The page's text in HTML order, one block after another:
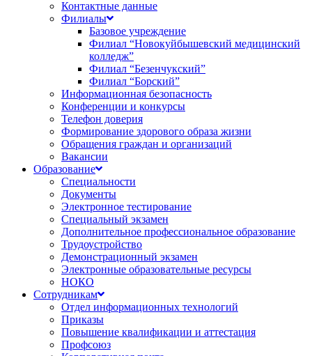
Контактные данные
Филиалы
Базовое учреждение
Филиал “Новокуйбышевский медицинский
колледж”
Филиал “Безенчукский”
Филиал “Борский”
Информационная безопасность
Конференции и конкурсы
Телефон доверия
Формирование здорового образа жизни
Обращения граждан и организаций
Вакансии
Образование
Специальности
Документы
Электронное тестирование
Специальный экзамен
Дополнительное профессиональное образование
Трудоустройство
Демонстрационный экзамен
Электронные образовательные ресурсы
НОКО
Сотрудникам
Отдел информационных технологий
Приказы
Повышение квалификации и аттестация
Профсоюз